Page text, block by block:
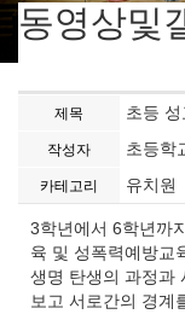
동영상및
제목 초등
작성자 초등학
카테고리 유치원
3학년에서 6학년까
육 및 성폭력예방교
생명 탄생의 과정과
보고 서로간의 경계